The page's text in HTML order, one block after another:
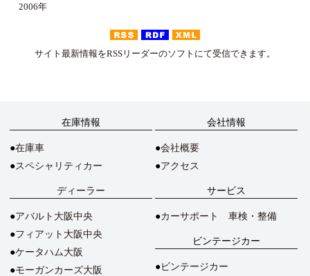
2006年
サイト最新情報をRSSリーダーのソフトにて受信できます。
在庫情報
在庫車
スペシャリティカー
会社情報
会社概要
アクセス
ディーラー
アバルト大阪中央
フィアット大阪中央
ケータハム大阪
モーガンカーズ大阪
サービス
カーサポート 車検・整備
ビンテージカー
ビンテージカー